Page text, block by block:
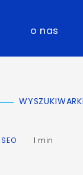
o nas
SEO 1 min